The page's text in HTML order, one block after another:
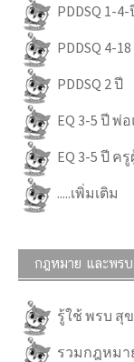
PDDSQ 1-
PDDSQ 4-
PDDSQ 2 ปี
EQ 3-5 ปี พ่
EQ 3-5 ปี ค
.....เพิ่มเติม
กฎหมาย และพร
รู้ใช้ พรบ สุ
รวมกฎหมา